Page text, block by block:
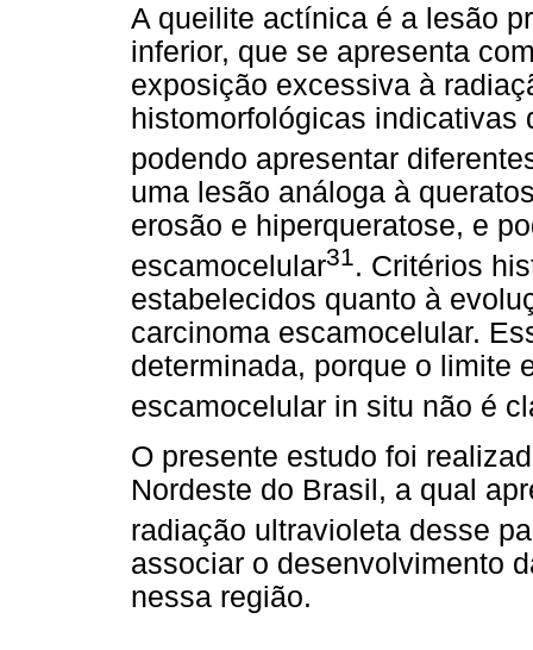
A queilite actínica é a lesão
inferior, que se apresenta
exposição excessiva à
histomorfológicas indicativas
podendo apresentar
uma lesão análoga à
erosão e hiperqueratose, e
escamocelular31. Critérios
estabelecidos quanto à
carcinoma escamocelular.
determinada, porque o limite
escamocelular in situ não é
O presente estudo foi
Nordeste do Brasil, a qual
radiação ultravioleta desse
associar o desenvolvimento
nessa região.